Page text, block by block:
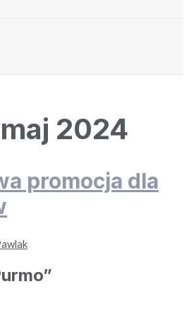
maj 2024
promocja dla